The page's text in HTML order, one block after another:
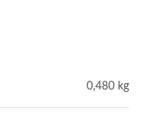
0,480 kg